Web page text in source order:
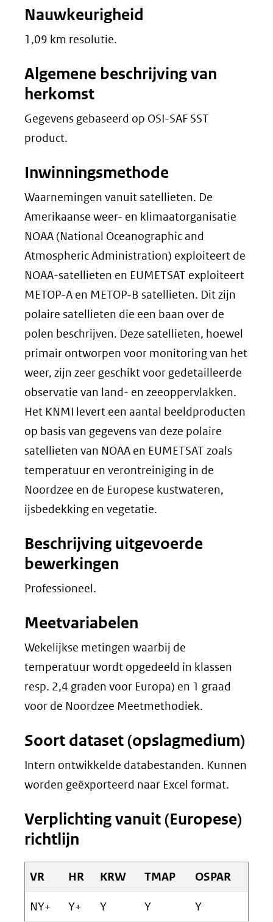
Nauwkeurigheid
1,09 km resolutie.
Algemene beschrijving van
herkomst
Gegevens gebaseerd op OSI-SAF SST
product.
Inwinningsmethode
Waarnemingen vanuit satellieten. De
Amerikaanse weer- en klimaatorganisatie
NOAA (National Oceanographic and
Atmospheric Administration) exploiteert de
NOAA-satellieten en EUMETSAT exploiteert
METOP-A en METOP-B satellieten. Dit zijn
polaire satellieten die een baan over de
polen beschrijven. Deze satellieten, hoewel
primair ontworpen voor monitoring van het
weer, zijn zeer geschikt voor gedetailleerde
observatie van land- en zeeoppervlakken.
Het KNMI levert een aantal beeldproducten
op basis van gegevens van deze polaire
satellieten van NOAA en EUMETSAT zoals
temperatuur en verontreiniging in de
Noordzee en de Europese kustwateren,
ijsbedekking en vegetatie.
Beschrijving uitgevoerde
bewerkingen
Professioneel.
Meetvariabelen
Wekelijkse metingen waarbij de
temperatuur wordt opgedeeld in klassen
resp. 2,4 graden voor Europa) en 1 graad
voor de Noordzee Meetmethodiek.
Soort dataset (opslagmedium)
Intern ontwikkelde databestanden. Kunnen
worden geëxporteerd naar Excel format.
Verplichting vanuit (Europese)
richtlijn
VR HR KRW TMAP OSPAR
NY+ Y+ Y Y Y